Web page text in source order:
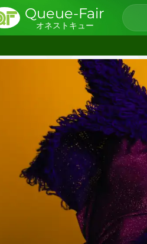
Queue-Fair
オネストキュー